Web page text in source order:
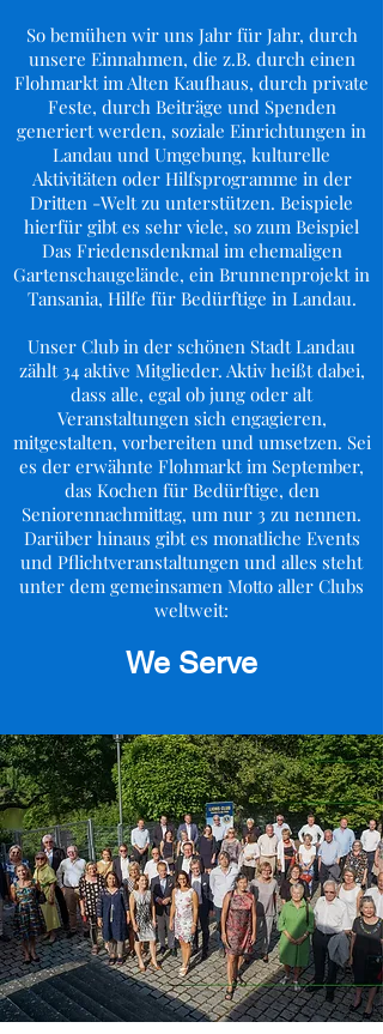
So bemühen wir uns Jahr für Jahr, durch
unsere Einnahmen, die z.B. durch einen
Flohmarkt im Alten Kaufhaus, durch private
Feste, durch Beiträge und Spenden
generiert werden, soziale Einrichtungen in
Landau und Umgebung, kulturelle
Aktivitäten oder Hilfsprogramme in der
Dritten -Welt zu unterstützen. Beispiele
hierfür gibt es sehr viele, so zum Beispiel
Das Friedensdenkmal im ehemaligen
Gartenschaugelände, ein Brunnenprojekt in
Tansania, Hilfe für Bedürftige in Landau.
Unser Club in der schönen Stadt Landau
zählt 34 aktive Mitglieder. Aktiv heißt dabei,
dass alle, egal ob jung oder alt
Veranstaltungen sich engagieren,
mitgestalten, vorbereiten und umsetzen. Sei
es der erwähnte Flohmarkt im September,
das Kochen für Bedürftige, den
Seniorennachmittag, um nur 3 zu nennen.
Darüber hinaus gibt es monatliche Events
und Pflichtveranstaltungen und alles steht
unter dem gemeinsamen Motto aller Clubs
weltweit:
We Serve